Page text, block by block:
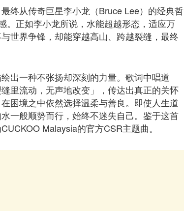
终从传奇巨星李小龙（Bruce Lee）的经典哲
正如李小龙所说，水能超越形态，适应万
世界争锋，却能穿越高山、跨越裂缝，最终
出一种不张扬却深刻的力量。歌词中唱道
里流动，无声地改变」，传达出真正的关怀
困境之中依然选择温柔与善良。即使人生道
一般顺势而行，始终不迷失自己。鉴于这首
Malaysia的官方CSR主题曲。